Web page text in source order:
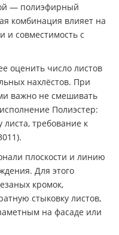
— полиэфирный
комбинация влияет на
и совместимость с
оценить число листов
нахлёстов. При
важно не смешивать
Полиэстер:
требование к
плоскости и линию
Для этого
кромок,
стыковку листов,
на фасаде или